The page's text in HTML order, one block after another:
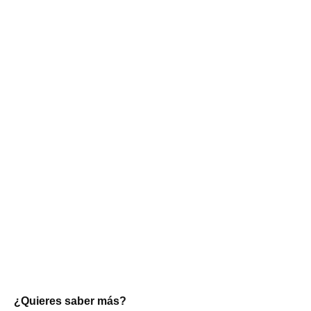
¿Quieres saber más?